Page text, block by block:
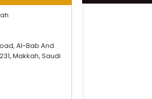
Al-Bab And
Makkah, Saudi